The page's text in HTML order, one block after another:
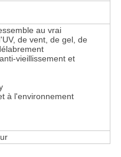
au vrai
de vent, de gel, de
vieillissement et
à l'environnement